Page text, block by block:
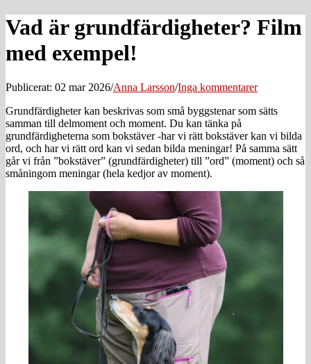
Vad är grundfärdigheter? Film
med exempel!
Publicerat: 02 mar 2026/Anna Larsson/Inga kommentarer
Grundfärdigheter kan beskrivas som små byggstenar som sätts
samman till delmoment och moment. Du kan tänka på
grundfärdigheterna som bokstäver -har vi rätt bokstäver kan vi bilda
ord, och har vi rätt ord kan vi sedan bilda meningar! På samma sätt
går vi från ”bokstäver” (grundfärdigheter) till ”ord” (moment) och så
småningom meningar (hela kedjor av moment).